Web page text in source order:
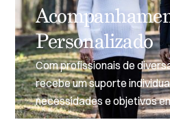
Personalizado
Com profissionais de
recebe um suporte
necessidades e objetivos